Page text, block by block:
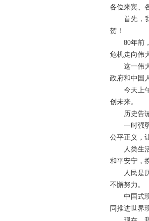
各位来宾、
首先，
贺！
80年前
危机走向伟
这一伟
政府和中国
今天上
创未来。
历史告
一时强
公平正义，
人类生
和平安宁，
人民是
不懈努力。
中国式
同推进世界